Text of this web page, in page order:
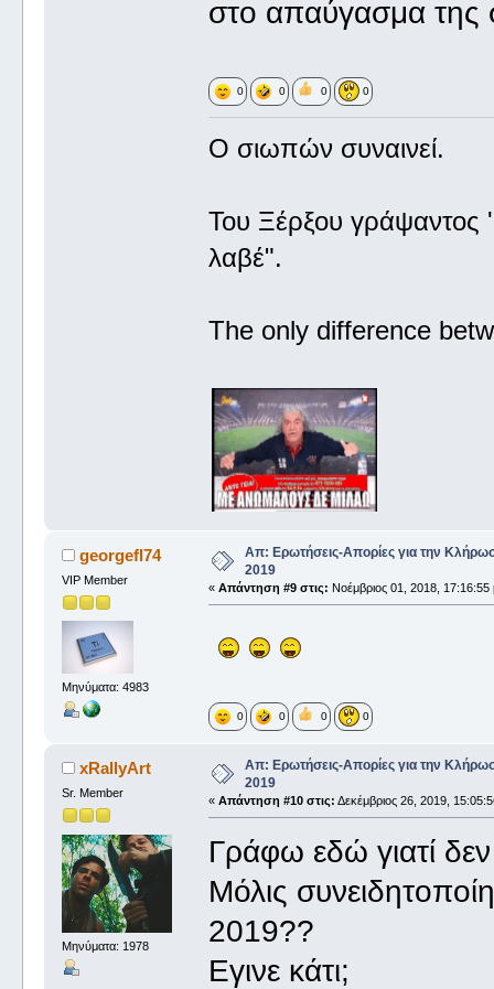
στο απαύγασμα
0 0 0 0
Ο σιωπών συναινεί.
Του Ξέρξου
λαβέ".
The only difference
georgefl74
VIP Member
Μηνύματα: 4983
Απ: Ερωτήσεις-Απορίες για την
2019
«Απάντηση #9 στις: Νοέμβριος 01, 2018, 17:16:55
0 0 0 0
xRallyArt
Sr. Member
Μηνύματα: 1978
Απ: Ερωτήσεις-Απορίες για την
2019
«Απάντηση #10 στις: Δεκέμβριος 26, 2019,
Γράφω εδώ γιατί
Μόλις
2019??
Εγινε κάτι;